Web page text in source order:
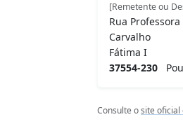
[Remetente ou
Rua
Carvalho
Fátima I
37554-230
Consulte osite oficial